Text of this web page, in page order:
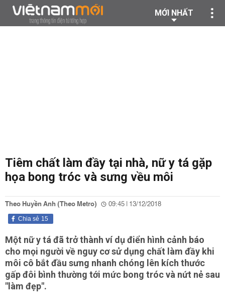
MỚI NHẤT
Tiêm chất làm đầy tại nhà, nữ y tá gặp
họa bong tróc và sưng vều môi
Theo Huyền Anh (Theo Metro) 09:45 | 13/12/2018
15
Chia sẻ
Một nữ y tá đã trở thành ví dụ điển hình cảnh báo
cho mọi người về nguy cơ sử dụng chất làm đầy khi
môi cô bắt đầu sưng nhanh chóng lên kích thước
gấp đôi bình thường tới mức bong tróc và nứt nẻ sau
"làm đẹp".